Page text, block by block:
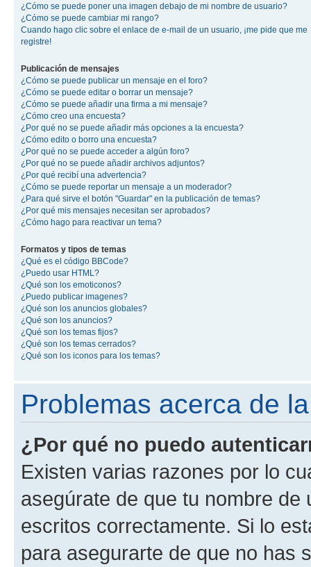
¿Cómo se puede poner una imagen debajo de mi nombre de usuario?
¿Cómo se puede cambiar mi rango?
Cuando hago clic sobre el enlace de e-mail de un usuario, ¡me pide que me
registre!
Publicación de mensajes
¿Cómo se puede publicar un mensaje en el foro?
¿Cómo se puede editar o borrar un mensaje?
¿Cómo se puede añadir una firma a mi mensaje?
¿Cómo creo una encuesta?
¿Por qué no se puede añadir más opciones a la encuesta?
¿Cómo edito o borro una encuesta?
¿Por qué no se puede acceder a algún foro?
¿Por qué no se puede añadir archivos adjuntos?
¿Por qué recibí una advertencia?
¿Cómo se puede reportar un mensaje a un moderador?
¿Para qué sirve el botón "Guardar" en la publicación de temas?
¿Por qué mis mensajes necesitan ser aprobados?
¿Cómo hago para reactivar un tema?
Formatos y tipos de temas
¿Qué es el código BBCode?
¿Puedo usar HTML?
¿Qué son los emoticonos?
¿Puedo publicar imagenes?
¿Qué son los anuncios globales?
¿Qué son los anuncios?
¿Qué son los temas fijos?
¿Qué son los temas cerrados?
¿Qué son los iconos para los temas?
Problemas acerca de
¿Por qué no puedo
Existen varias razones por lo
asegúrate de que tu nombre
escritos correctamente. Si lo
para asegurarte de que no has